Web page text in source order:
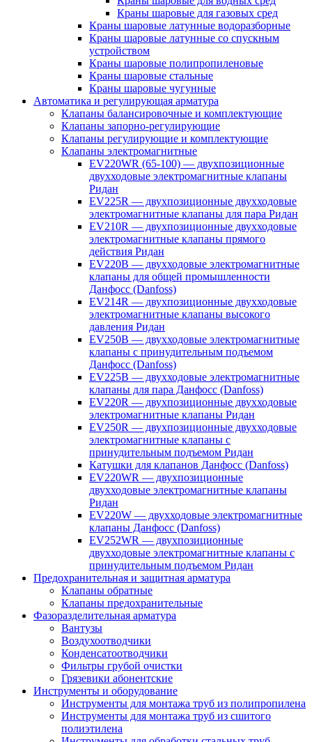
Краны шаровые для газовых сред
Краны шаровые латунные водоразборные
Краны шаровые латунные со спускным
устройством
Краны шаровые полипропиленовые
Краны шаровые стальные
Краны шаровые чугунные
Автоматика и регулирующая арматура
Клапаны балансировочные и комплектующие
Клапаны запорно-регулирующие
Клапаны регулирующие и комплектующие
Клапаны электромагнитные
EV220WR (65-100) — двухпозиционные
двухходовые электромагнитные клапаны
Ридан
EV225R — двухпозиционные двухходовые
электромагнитные клапаны для пара Ридан
EV210R — двухпозиционные двухходовые
электромагнитные клапаны прямого
действия Ридан
EV220B — двухходовые электромагнитные
клапаны для общей промышленности
Данфосс (Danfoss)
EV214R — двухпозиционные двухходовые
электромагнитные клапаны высокого
давления Ридан
EV250B — двухходовые электромагнитные
клапаны с принудительным подъемом
Данфосс (Danfoss)
EV225B — двухходовые электромагнитные
клапаны для пара Данфосс (Danfoss)
EV220R — двухпозиционные двухходовые
электромагнитные клапаны Ридан
EV250R — двухпозиционные двухходовые
электромагнитные клапаны с
принудительным подъемом Ридан
Катушки для клапанов Данфосс (Danfoss)
EV220WR — двухпозиционные
двухходовые электромагнитные клапаны
Ридан
EV220W — двухходовые электромагнитные
клапаны Данфосс (Danfoss)
EV252WR — двухпозиционные
двухходовые электромагнитные клапаны с
принудительным подъемом Ридан
Предохранительная и защитная арматура
Клапаны обратные
Клапаны предохранительные
Фазоразделительная арматура
Вантузы
Воздухоотводчики
Конденсатоотводчики
Фильтры грубой очистки
Грязевики абонентские
Инструменты и оборудование
Инструменты для монтажа труб из полипропилена
Инструменты для монтажа труб из сшитого
полиэтилена